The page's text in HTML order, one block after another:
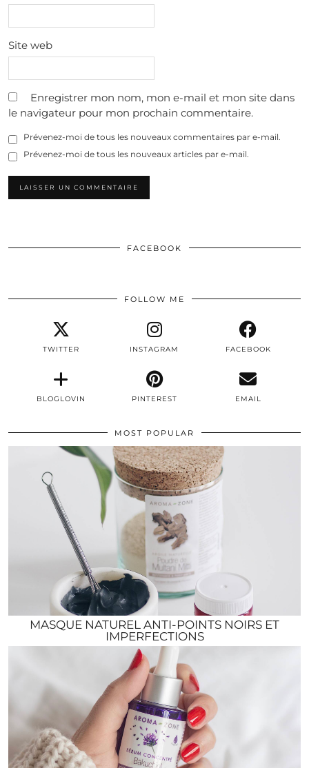
Site web
Enregistrer mon nom, mon e-mail et mon site dans
le navigateur pour mon prochain commentaire.
Prévenez-moi de tous les nouveaux commentaires par e-mail.
Prévenez-moi de tous les nouveaux articles par e-mail.
FACEBOOK
FOLLOW ME
TWITTER INSTAGRAM FACEBOOK
BLOGLOVIN PINTEREST EMAIL
MOST POPULAR
MASQUE NATUREL ANTI-POINTS NOIRS ET
IMPERFECTIONS